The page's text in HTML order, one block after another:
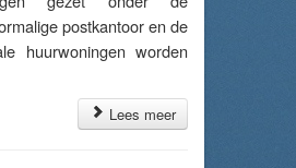
postkantoor en de
huurwoningen worden
Lees meer